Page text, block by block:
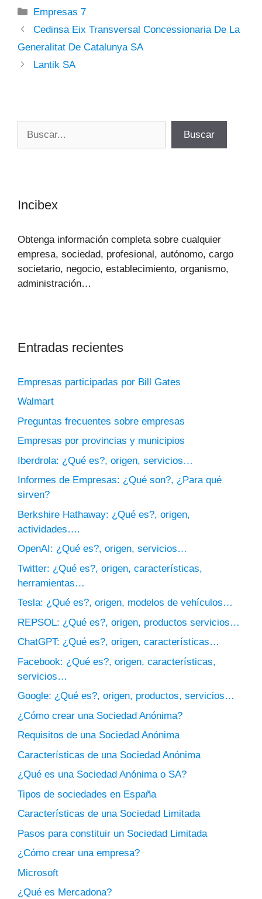
Categorías
Empresas 7
Cedinsa Eix Transversal Concessionaria De La
Generalitat De Catalunya SA
Lantik SA
Buscar
Incibex
Obtenga información completa sobre cualquier
empresa, sociedad, profesional, autónomo, cargo
societario, negocio, establecimiento, organismo,
administración…
Entradas recientes
Empresas participadas por Bill Gates
Walmart
Preguntas frecuentes sobre empresas
Empresas por provincias y municipios
Iberdrola: ¿Qué es?, origen, servicios…
Informes de Empresas: ¿Qué son?, ¿Para qué
sirven?
Berkshire Hathaway: ¿Qué es?, origen,
actividades….
OpenAI: ¿Qué es?, origen, servicios…
Twitter: ¿Qué es?, origen, características,
herramientas…
Tesla: ¿Qué es?, origen, modelos de vehículos…
REPSOL: ¿Qué es?, origen, productos servicios…
ChatGPT: ¿Qué es?, origen, características…
Facebook: ¿Qué es?, origen, características,
servicios…
Google: ¿Qué es?, origen, productos, servicios…
¿Cómo crear una Sociedad Anónima?
Requisitos de una Sociedad Anónima
Características de una Sociedad Anónima
¿Qué es una Sociedad Anónima o SA?
Tipos de sociedades en España
Características de una Sociedad Limitada
Pasos para constituir un Sociedad Limitada
¿Cómo crear una empresa?
Microsoft
¿Qué es Mercadona?